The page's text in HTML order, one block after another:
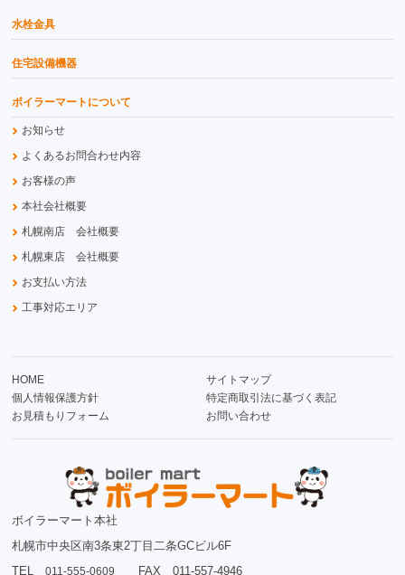
水栓金具
住宅設備機器
ボイラーマートについて
お知らせ
よくあるお問合わせ内容
お客様の声
本社会社概要
札幌南店 会社概要
札幌東店 会社概要
お支払い方法
工事対応エリア
HOME
サイトマップ
個人情報保護方針
特定商取引法に基づく表記
お見積もりフォーム
お問い合わせ
ボイラーマート本社
札幌市中央区南3条東2丁目二条GCビル6F
TEL011-555-0609 FAX 011-557-4946